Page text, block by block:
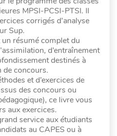
MPSI-PCSI-PTSI. Il
corrigés d’analyse
Sup.
résumé complet du
d’entraînement
destinés à
de concours.
et d’exercices de
des concours ou
ce livre vous
aux exercices.
service aux étudiants
au CAPES ou à